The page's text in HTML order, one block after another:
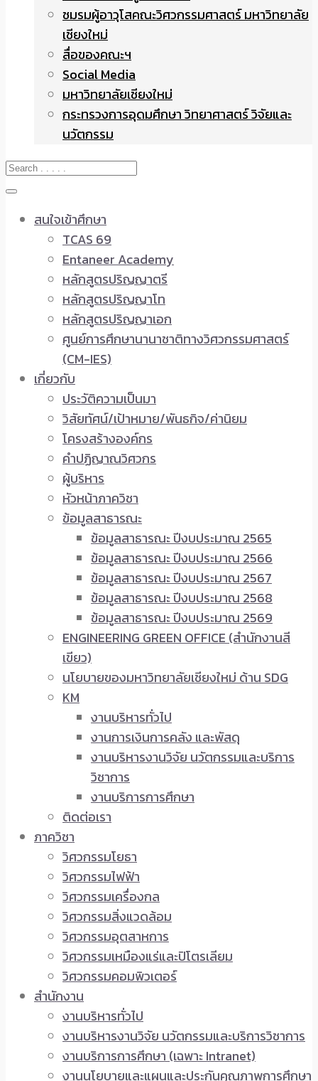
ชมรมผู้อาวุโสคณะวิศวกรรมศาสตร์ มหาวิทยาลัย
เชียงใหม่
สื่อของคณะฯ
Social Media
มหาวิทยาลัยเชียงใหม่
กระทรวงการอุดมศึกษา วิทยาศาสตร์ วิจัยและ
นวัตกรรม
สนใจเข้าศึกษา
TCAS 69
Entaneer Academy
หลักสูตรปริญญาตรี
หลักสูตรปริญญาโท
หลักสูตรปริญญาเอก
ศูนย์การศึกษานานาชาติทางวิศวกรรมศาสตร์
(CM-IES)
เกี่ยวกับ
ประวัติความเป็นมา
วิสัยทัศน์/เป้าหมาย/พันธกิจ/ค่านิยม
โครงสร้างองค์กร
คำปฏิญาณวิศวกร
ผู้บริหาร
หัวหน้าภาควิชา
ข้อมูลสาธารณะ
ข้อมูลสาธารณะ ปีงบประมาณ 2565
ข้อมูลสาธารณะ ปีงบประมาณ 2566
ข้อมูลสาธารณะ ปีงบประมาณ 2567
ข้อมูลสาธารณะ ปีงบประมาณ 2568
ข้อมูลสาธารณะ ปีงบประมาณ 2569
ENGINEERING GREEN OFFICE (สำนักงานสี
เขียว)
นโยบายของมหาวิทยาลัยเชียงใหม่ ด้าน SDG
KM
งานบริหารทั่วไป
งานการเงินการคลัง และพัสดุ
งานบริหารงานวิจัย นวัตกรรมและบริการ
วิชาการ
งานบริการการศึกษา
ติดต่อเรา
ภาควิชา
วิศวกรรมโยธา
วิศวกรรมไฟฟ้า
วิศวกรรมเครื่องกล
วิศวกรรมสิ่งแวดล้อม
วิศวกรรมอุตสาหการ
วิศวกรรมเหมืองแร่และปิโตรเลียม
วิศวกรรมคอมพิวเตอร์
สำนักงาน
งานบริหารทั่วไป
งานบริหารงานวิจัย นวัตกรรมและบริการวิชาการ
งานบริการการศึกษา (เฉพาะ Intranet)
งานนโยบายและแผนและประกันคุณภาพการศึกษา